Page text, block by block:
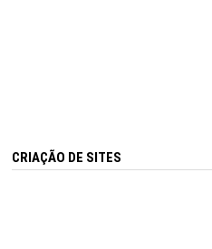
CRIAÇÃO DE SITES